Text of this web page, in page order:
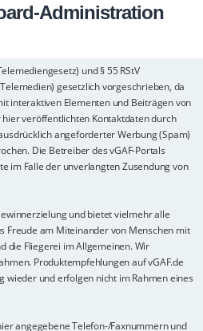
Administration
und § 55 RStV
gesetzlich vorgeschrieben, da
interaktiven Elementen und Beiträgen von
veröffentlichten Kontaktdaten durch
angeforderter Werbung (Spam)
Die Betreiber des vGAF-Portals
im Falle der unverlangten Zusendung von
und bietet vielmehr alle
Freude am Miteinander von Menschen mit
die Fliegerei im Allgemeinen. Wir
Produktempfehlungen auf vGAF.de
wieder und erfolgen nicht im Rahmen eines
angegebene Telefon-/Faxnummern und